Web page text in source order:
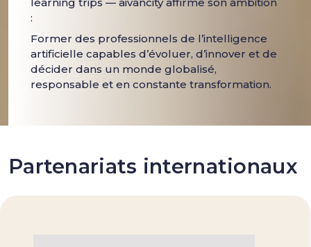
:
Former des professionnels de l’intelligence
artificielle capables d’évoluer, d’innover et de
décider dans un monde globalisé,
responsable et en constante transformation.
Partenariats internationaux